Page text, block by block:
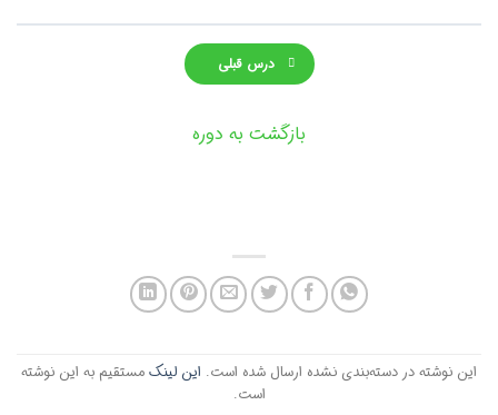
درس قبلی
بازگشت به دوره
این نوشته در دسته‌بندی نشده ارسال شده است. این لینک مستقیم به این نوشته
است.